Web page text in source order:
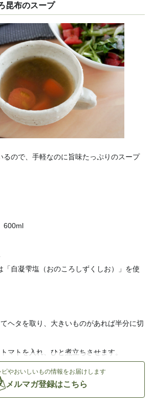
やおいしいもの情報をお届けします
メルマガ登録はこちら
昆布のスープ
るので、手軽なのに旨味たっぷりのスープ
600ml
自凝雫塩（おのころしずくしお）」を使
ヘタを取り、大きいものがあれば半分に切
マトを入れ、ひと煮立ちさせます。
ょうゆを加え、最後に塩で味を調えます。